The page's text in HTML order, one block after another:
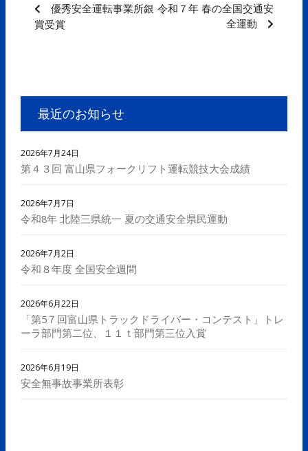
優秀安全運転事業所銀
賞受賞
令和７年 春の全国交通安
全運動
最近のお知らせ
2026年7月24日
第４３回 富山県フォークリフト運転競技大会成績
2026年7月7日
令和8年 北陸三県統一 夏の交通安全県民運動
2026年7月2日
令和８年度 全国安全週間
2026年6月22日
「第5７回富山県トラックドライバー・コンテスト」トレ
ーラ部門第二位、１１ｔ部門第三位入賞
2026年6月19日
安全無事故事業所表彰